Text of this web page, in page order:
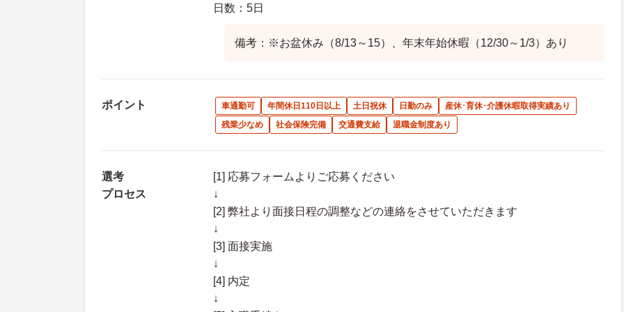
日数：5日
備考：※お盆休み（8/13～15）、年末年始休暇（12/30～1/3）あり
ポイント 車通勤可 年間休日110日以上 土日祝休 日勤のみ
産休･育休･介護休暇取得実績あり
残業少なめ
社会保険完備 交通費支給 退職金制度あり
選考
プロセス
[1] 応募フォームよりご応募ください
↓
[2] 弊社より面接日程の調整などの連絡をさせていただきます
↓
[3] 面接実施
↓
[4] 内定
↓